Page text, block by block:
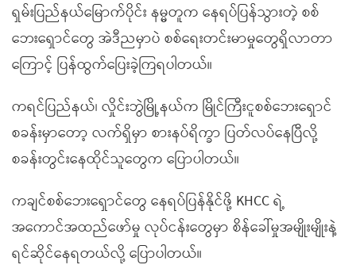
ရှမ်းပြည်နယ်မြောက်ပိုင်း နမ္မတူက နေရပ်ပြန်သွားတဲ့ စစ်
ဘေးရှောင်တွေ အဲဒီညမှာပဲ စစ်ရေးတင်းမာမှုတွေရှိလာတာ
ကြောင့် ပြန်ထွက်ပြေးခဲ့ကြရပါတယ်။
ကရင်ပြည်နယ်၊ လှိုင်းဘွဲမြို့နယ်က မြိုင်ကြီးငူစစ်ဘေးရှောင်
စခန်းမှာတော့ လက်ရှိမှာ စားနပ်ရိက္ခာ ပြတ်လပ်နေပြီလို့
စခန်းတွင်းနေထိုင်သူတွေက ပြောပါတယ်။
ကချင်စစ်ဘေးရှောင်တွေ နေရပ်ပြန်နိုင်ဖို့ KHCC ရဲ့
အကောင်အထည်ဖော်မှု လုပ်ငန်းတွေမှာ စိန်ခေါ်မှုအမျိုးမျိုးနဲ့
ရင်ဆိုင်နေရတယ်လို့ ပြောပါတယ်။